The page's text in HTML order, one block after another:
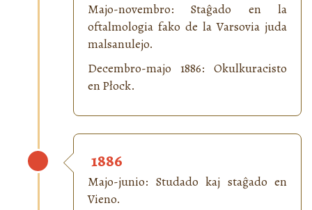
Majo-novembro: Staĝado en la
oftalmologia fako de la Varsovia juda
malsanulejo.
Decembro-majo 1886: Okulkuracisto
en Płock.
1886
Majo-junio: Studado kaj staĝado en
Vieno.